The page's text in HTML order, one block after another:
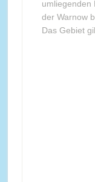
umliegenden
der Warnow
Das Gebiet